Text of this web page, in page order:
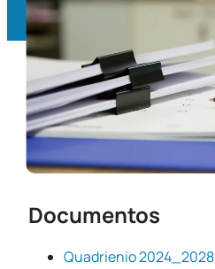
Documentos
Quadrienio 2024_2028